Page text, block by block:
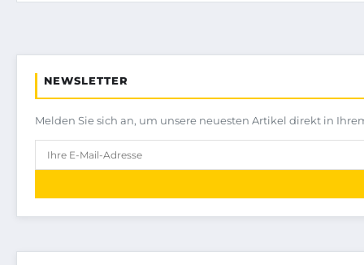
NEWSLETTER
Melden Sie sich an, um unsere neuesten Artikel direkt in